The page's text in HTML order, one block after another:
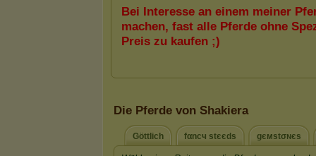
Die Pferde von Shakiera
Göttlich fαncч stєєds gємѕtσɴєѕ